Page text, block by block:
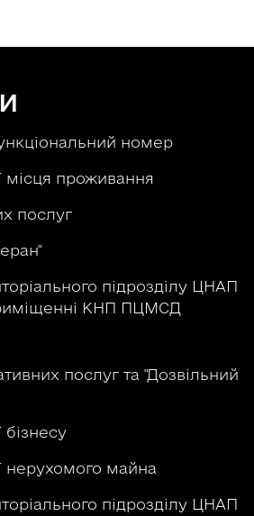
номер
місця проживання
послуг
підрозділу ЦНАП
КНП ПЦМСД
послуг та "Дозвільний
бізнесу
нерухомого майна
підрозділу ЦНАП